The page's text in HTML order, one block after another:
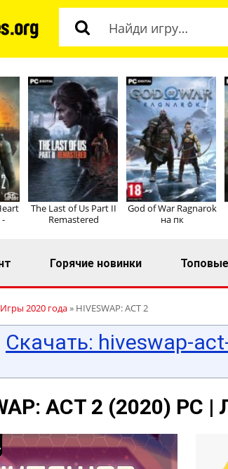
The Last of Us Part II
Remastered
God of War Ragnarok
на пк
Горячие новинки
Игры 2020 года» HIVESWAP: ACT 2
Скачать: hiveswap-
ACT 2 (2020) PC |